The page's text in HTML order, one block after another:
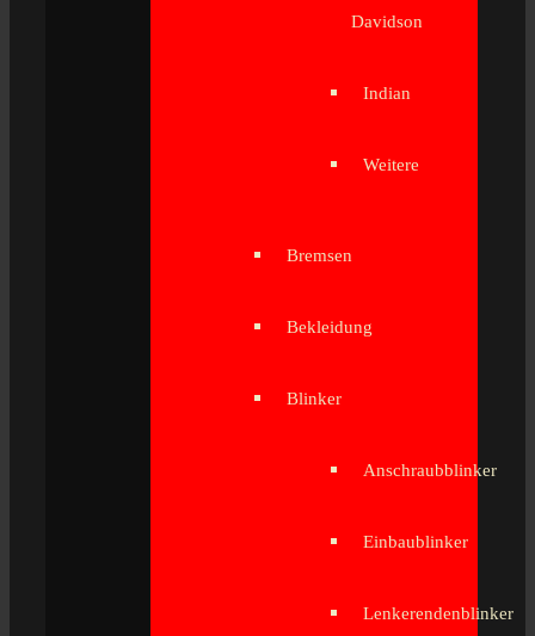
Davidson
Indian
Weitere
Bremsen
Bekleidung
Blinker
Anschraubblinker
Einbaublinker
Lenkerendenblinker